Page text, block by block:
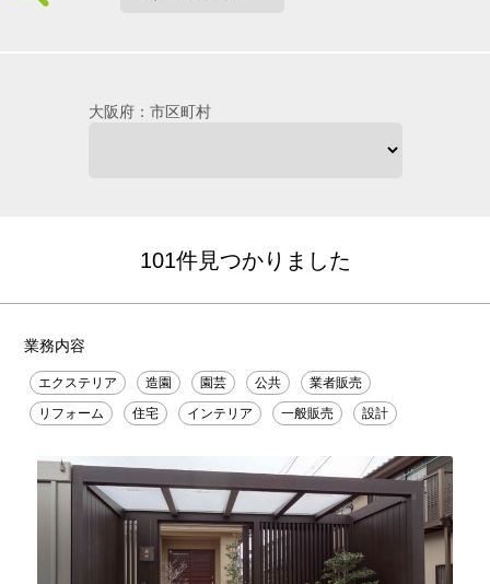
大阪府：市区町村
101件見つかりました
業務内容
エクステリア 造園 園芸 公共
業者販売
リフォーム
住宅 インテリア 一般販売 設計